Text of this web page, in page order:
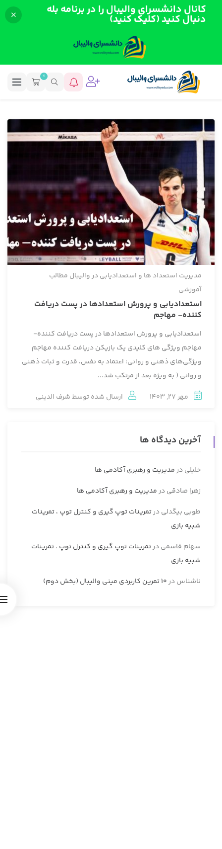
کانال دانشسرای والیبال را در برنامه بله
دنبال کنید (کلیک کنید)
0
مدیریت استعداد ها و استعدادیابی در والیبال مطالب
آموزشی
استعدادیابی و پرورش استعدادها در پست دریافت
کننده- مهاجم
استعدادیابی و پرورش استعدادها در پست دریافت کننده-
مهاجم ویژگی های کلیدی یک بازیکن دریافت کننده مهاجم
ویژگی‌های ذهنی و روانی: اعتماد به نفس، قدرت و ثبات ذهنی
و روانی ( به ویژه بعد از مرتکب شد...
مهر 27, 1403
ارسال شده توسط شرف الدینی
آخرین دیدگاه ها
خلیلیدرمدیریت و رهبری آکادمی ها
زهرا صادقیدرمدیریت و رهبری آکادمی ها
طوبی بیگدلیدرتمرینات توپ گیری و کنترل توپ ، تمرینات
شبیه بازی
سهام قاسمیدرتمرینات توپ گیری و کنترل توپ ، تمرینات
شبیه بازی
ناشناسدر10 تمرین کاربردی مینی والیبال (بخش دوم)